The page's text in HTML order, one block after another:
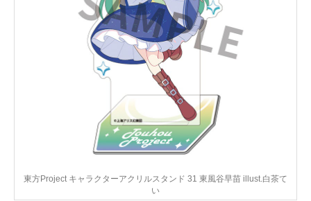
東方Project キャラクターアクリルスタンド 31 東風谷早苗 illust.白茶て
い